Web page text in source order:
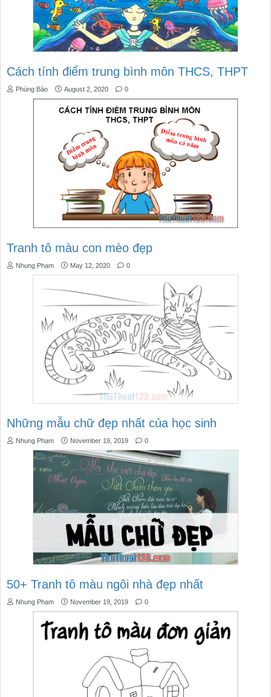
Cách tính điểm trung bình môn THCS, THPT
Phùng Bảo August 2, 2020 0
Tranh tô màu con mèo đẹp
Nhung Phạm May 12, 2020 0
Những mẫu chữ đẹp nhất của học sinh
Nhung Phạm November 19, 2019 0
50+ Tranh tô màu ngôi nhà đẹp nhất
Nhung Phạm November 19, 2019 0